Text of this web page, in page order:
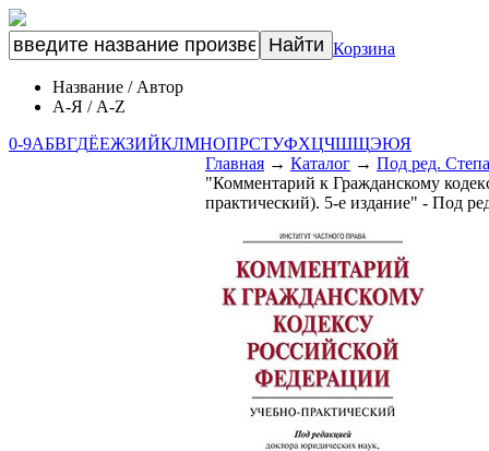
Корзина
Название / Автор
А-Я / A-Z
0-9АБВГДЁЕЖЗИЙКЛМНОПРСТУФХЦЧШЩЭЮЯ
Главная → Каталог → Под ред.
"Комментарий к Гражданскому
практический). 5-е издание" - Под